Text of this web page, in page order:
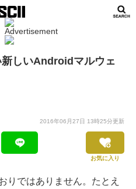
しいAndroidマルウェ
2016年06月27日 13時25分更新
お気に入り
ではありません。たとえ